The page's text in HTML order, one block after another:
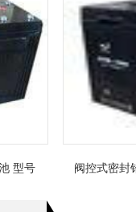
阀控式密封铅酸蓄